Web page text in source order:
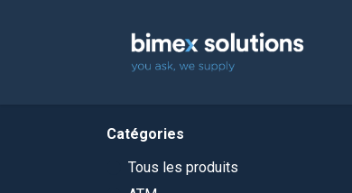
Catégories
Tous les produits